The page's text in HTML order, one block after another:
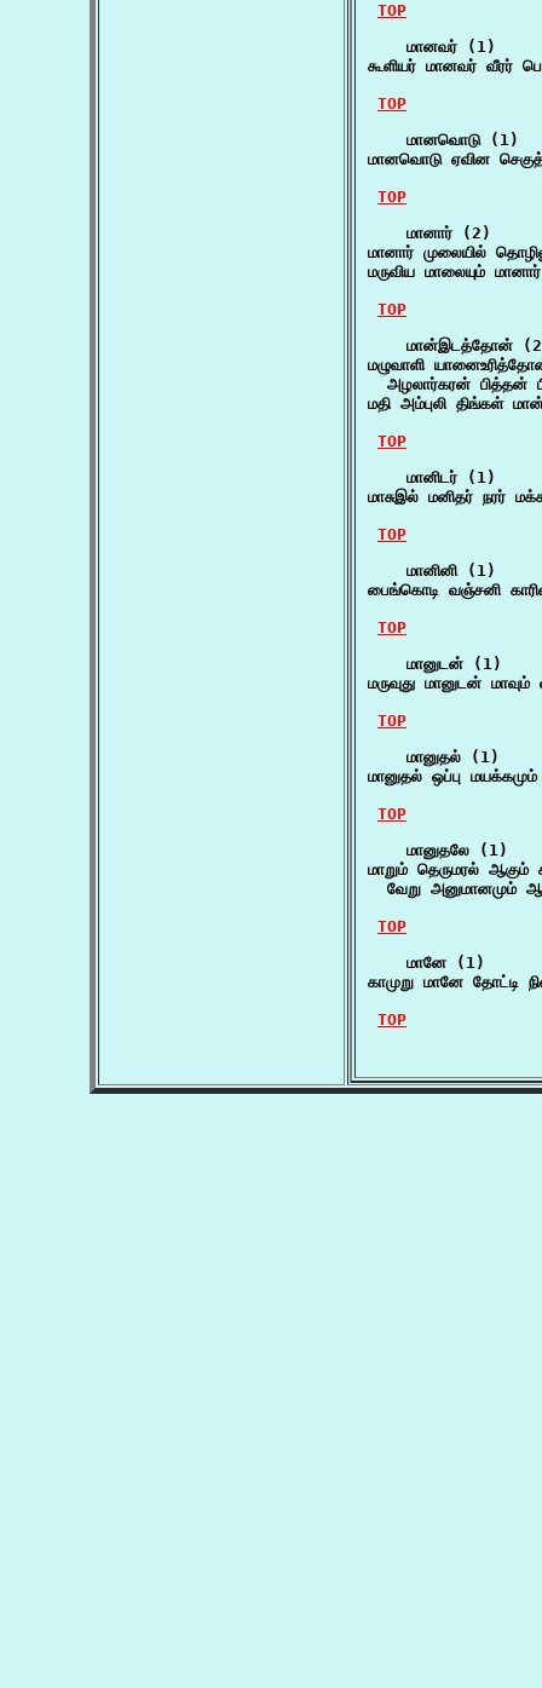
TOP
    மானவர் (1)
கூளியர் மானவர் வீரர்
TOP
    மானவொடு (1)
மானவொடு ஏவின
TOP
    மானார் (2)
மானார் முலையில்
மருவிய மாலையும்
TOP
மான்இடத்தோன்
மழுவாளி
அழலார்கரன் பித்தன்
மதி அம்புலி
TOP
    மானிடர் (1)
மாசுஇல் மனிதர் நரர்
TOP
    மானினி (1)
பைங்கொடி வஞ்சனி
TOP
    மானுடன் (1)
மருவுது மானுடன்
TOP
    மானுதல் (1)
மானுதல் ஒப்பு
TOP
    மானுதலே (1)
மாறும் தெருமரல் ஆகும்
வேறு அனுமானமும்
TOP
    மானே (1)
காமுறு மானே தோட்டி
TOP